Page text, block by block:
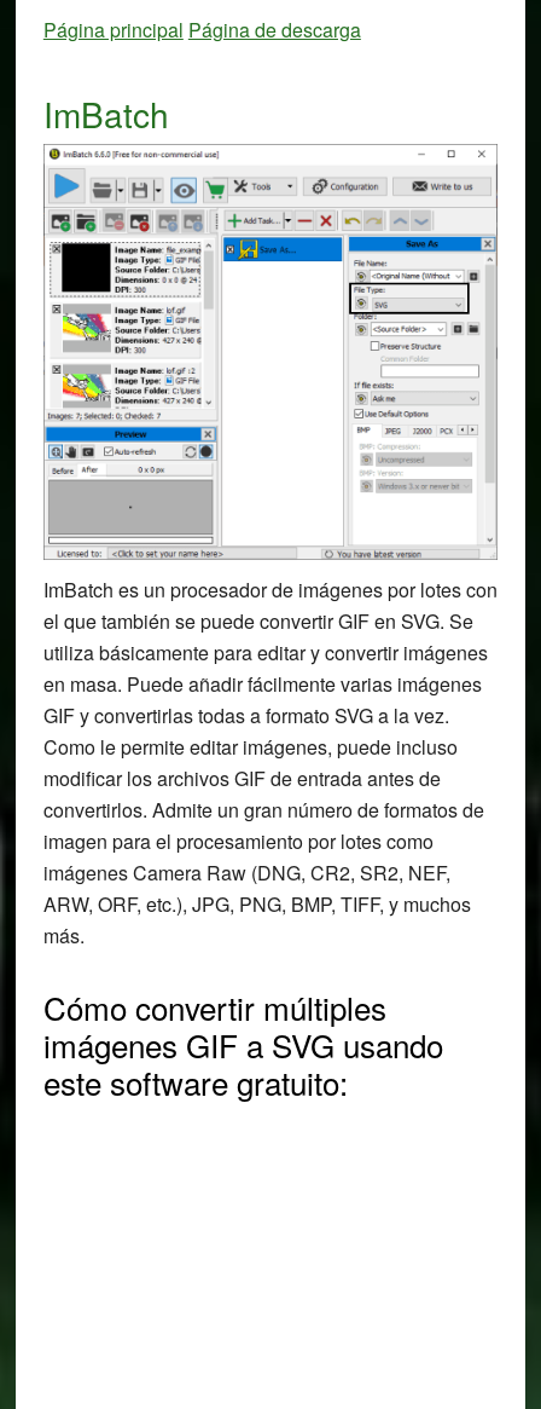
Página principal Página de descarga
ImBatch
ImBatch es un procesador de imágenes por lotes con
el que también se puede convertir GIF en SVG. Se
utiliza básicamente para editar y convertir imágenes
en masa. Puede añadir fácilmente varias imágenes
GIF y convertirlas todas a formato SVG a la vez.
Como le permite editar imágenes, puede incluso
modificar los archivos GIF de entrada antes de
convertirlos. Admite un gran número de formatos de
imagen para el procesamiento por lotes como
imágenes Camera Raw (DNG, CR2, SR2, NEF,
ARW, ORF, etc.), JPG, PNG, BMP, TIFF, y muchos
más.
Cómo convertir múltiples
imágenes GIF a SVG usando
este software gratuito: